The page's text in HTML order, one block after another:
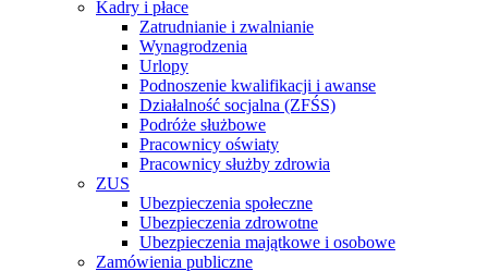
Kadry i płace
Zatrudnianie i zwalnianie
Wynagrodzenia
Urlopy
Podnoszenie kwalifikacji i awanse
Działalność socjalna (ZFŚS)
Podróże służbowe
Pracownicy oświaty
Pracownicy służby zdrowia
ZUS
Ubezpieczenia społeczne
Ubezpieczenia zdrowotne
Ubezpieczenia majątkowe i osobowe
Zamówienia publiczne